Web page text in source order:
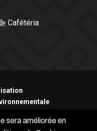
Cafétéria
sera améliorée en